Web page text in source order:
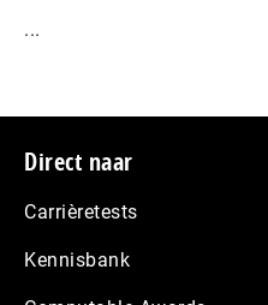
...
Footer
Direct naar
Carrièretests
Kennisbank